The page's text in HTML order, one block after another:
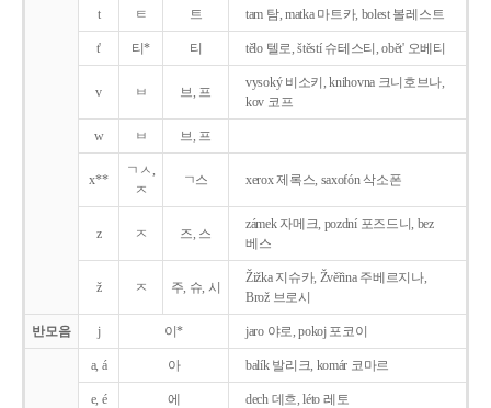
t ㅌ 트 tam 탐, matka 마트카, bolest 볼레스트
t' 티* 티 tělo 텔로, štěstí 슈테스티, obět' 오베티
v ㅂ 브, 프
vysoký 비소키, knihovna 크니호브나,
kov 코프
w ㅂ 브, 프
x**
ㄱㅅ,
ㅈ
ㄱ스 xerox 제록스, saxofón 삭소폰
z ㅈ 즈, 스
zámek 자메크, pozdní 포즈드니, bez
베스
ž ㅈ 주, 슈, 시
Žižka 지슈카, Žvěřina 주베르지나,
Brož 브로시
반모음 j 이* jaro 야로, pokoj 포코이
a, á 아 balík 발리크, komár 코마르
e, é 에 dech 데흐, léto 레토